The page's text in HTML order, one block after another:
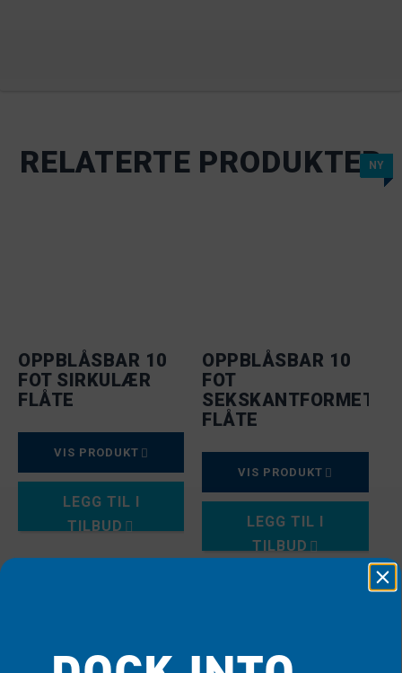
RELATERTE PRODUKTER
OPPBLÅSBAR 10
FOT SIRKULÆR
FLÅTE
VIS PRODUKT
LEGG TIL I
TILBUD
NY
OPPBLÅSBAR 10
FOT
SEKSKANTFORMET
FLÅTE
VIS PRODUKT
LEGG TIL I
TILBUD
NY
NY